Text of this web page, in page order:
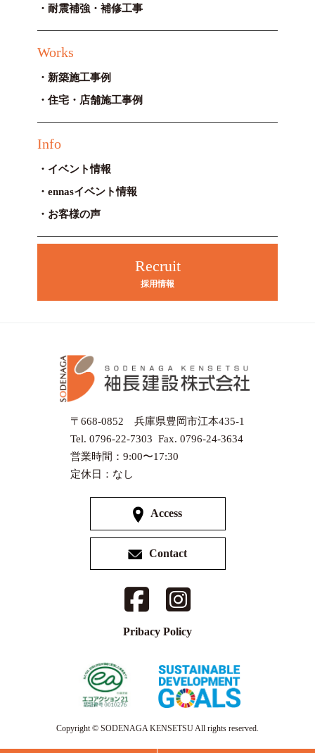
耐震補強・補修工事
Works
新築施工事例
住宅・店舗施工事例
Info
イベント情報
ennasイベント情報
お客様の声
Recruit
採用情報
〒668-0852 兵庫県豊岡市江本435-1
Tel. 0796-22-7303 Fax. 0796-24-3634
営業時間：9:00〜17:30
定休日：なし
Access
Contact
Pribacy Policy
Copyright © SODENAGA KENSETSU All rights reserved.